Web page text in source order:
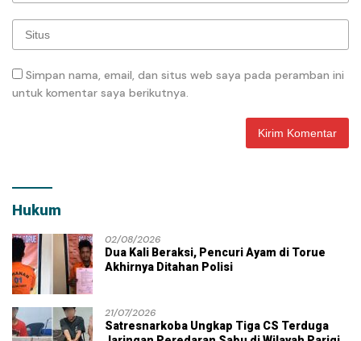
Simpan nama, email, dan situs web saya pada peramban ini
untuk komentar saya berikutnya.
Hukum
02/08/2026
Dua Kali Beraksi, Pencuri Ayam di Torue
Akhirnya Ditahan Polisi
21/07/2026
Satresnarkoba Ungkap Tiga CS Terduga